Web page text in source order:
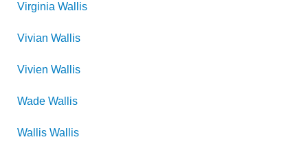
Virginia Wallis
Vivian Wallis
Vivien Wallis
Wade Wallis
Wallis Wallis